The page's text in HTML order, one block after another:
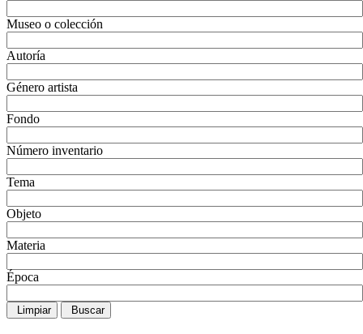
Museo o colección
Autoría
Género artista
Fondo
Número inventario
Tema
Objeto
Materia
Época
Limpiar Buscar